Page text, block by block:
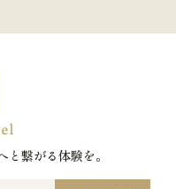
繋がる体験を。